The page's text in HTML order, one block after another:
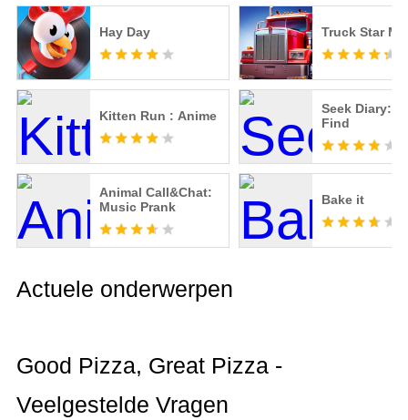
Hay Day Truck Star
Kitten Run : Anime
Seek Diary:
Find
Animal Call&Chat:
Music Prank
Bake it
Actuele onderwerpen
Good Pizza, Great Pizza -
Veelgestelde Vragen